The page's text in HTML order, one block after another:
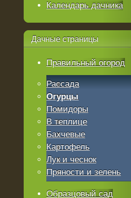
Календарь дачника
Дачные страницы
Правильный огород
Рассада
Огурцы
Помидоры
В теплице
Бахчевые
Картофель
Лук и чеснок
Пряности и зелень
Образцовый сад